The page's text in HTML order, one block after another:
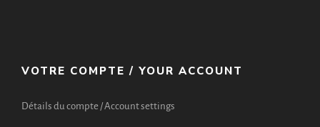
VOTRE COMPTE / YOUR ACCOUNT
Détails du compte / Account settings